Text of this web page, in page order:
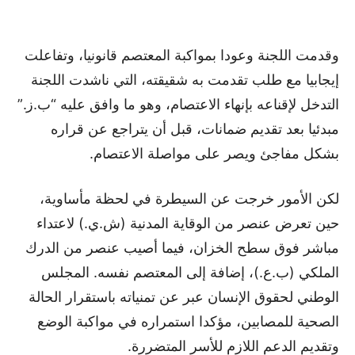
وقدمت اللجنة وعودا بمواكبة المعتصم قانونيا، وتفاعلت
إيجابيا مع طلب تقدمت به شقيقته، التي ناشدت اللجنة
التدخل لإقناعه بإنهاء الاعتصام، وهو ما وافق عليه “ب.ز.”
مبدئيا بعد تقديم ضمانات، قبل أن يتراجع عن قراره
بشكل مفاجئ ويصر على مواصلة الاعتصام.
لكن الأمور خرجت عن السيطرة في لحظة مأساوية،
حين تعرض عنصر من الوقاية المدنية (ش.ي.) لاعتداء
مباشر فوق سطح الخزان، فيما أصيب عنصر من الدرك
الملكي (ب.ع.)، إضافة إلى المعتصم نفسه. المجلس
الوطني لحقوق الإنسان عبر عن تمنياته باستقرار الحالة
الصحية للمصابين، مؤكدا استمراره في مواكبة الوضع
وتقديم الدعم اللازم للأسر المتضررة.